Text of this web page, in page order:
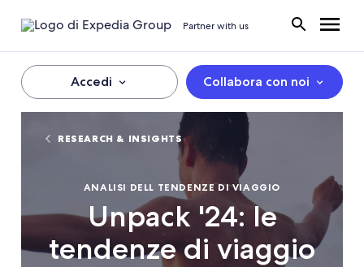
Partner with us
Accedi Collabora con noi
RESEARCH & INSIGHTS
ANALISI DELL TENDENZE DI VIAGGIO
Unpack '24: le
tendenze di viaggio